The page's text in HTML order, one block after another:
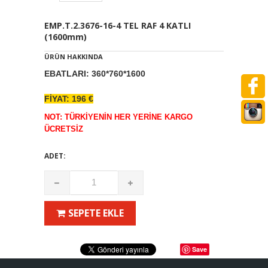
EMP.T.2.3676-16-4 TEL RAF 4 KATLI
(1600mm)
ÜRÜN HAKKINDA
EBATLARI: 360*760*1600
FİYAT: 196 €
NOT: TÜRKİYENİN HER YERİNE KARGO
ÜCRETSİZ
ADET:
SEPETE EKLE
Save